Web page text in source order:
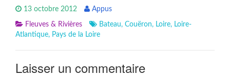
13 octobre 2012 Appus
Fleuves & Rivières Bateau, Couëron, Loire, Loire-
Atlantique, Pays de la Loire
Laisser un commentaire